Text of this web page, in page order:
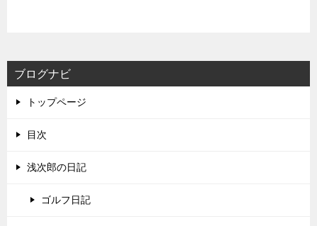
ブログナビ
トップページ
目次
浅次郎の日記
ゴルフ日記